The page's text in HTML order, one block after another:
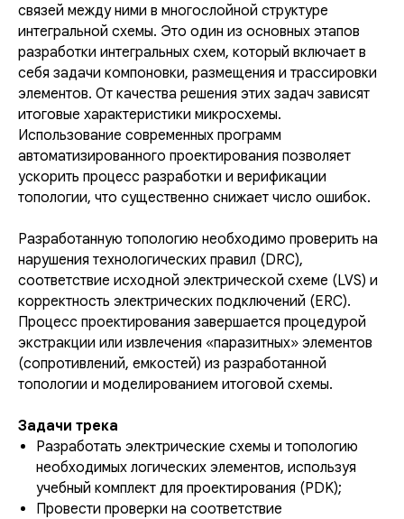
связей между ними в многослойной структуре
интегральной схемы. Это один из основных этапов
разработки интегральных схем, который включает в
себя задачи компоновки, размещения и трассировки
элементов. От качества решения этих задач зависят
итоговые характеристики микросхемы.
Использование современных программ
автоматизированного проектирования позволяет
ускорить процесс разработки и верификации
топологии, что существенно снижает число ошибок.
Разработанную топологию необходимо проверить на
нарушения технологических правил (DRC),
соответствие исходной электрической схеме (LVS) и
корректность электрических подключений (ERC).
Процесс проектирования завершается процедурой
экстракции или извлечения «паразитных» элементов
(сопротивлений, емкостей) из разработанной
топологии и моделированием итоговой схемы.
Задачи трека
Разработать электрические схемы и топологию
необходимых логических элементов, используя
учебный комплект для проектирования (PDK);
Провести проверки на соответствие